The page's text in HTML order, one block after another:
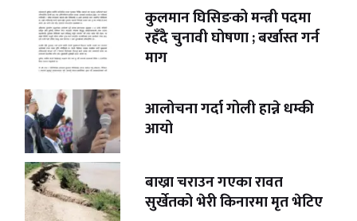
कुलमान घिसिङको मन्त्री पदमा
रहँदै चुनावी घोषणा ; बर्खास्त गर्न
माग
आलोचना गर्दा गोली हान्ने धम्की
आयो
बाख्रा चराउन गएका रावत
सुर्खेतको भेरी किनारमा मृत भेटिए